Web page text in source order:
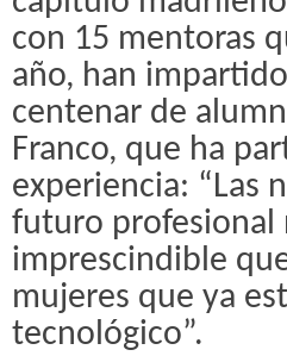
con 15 mentoras
año, han
centenar de
Franco, que ha
experiencia: “Las
futuro profesional
imprescindible
mujeres que ya
tecnológico”.